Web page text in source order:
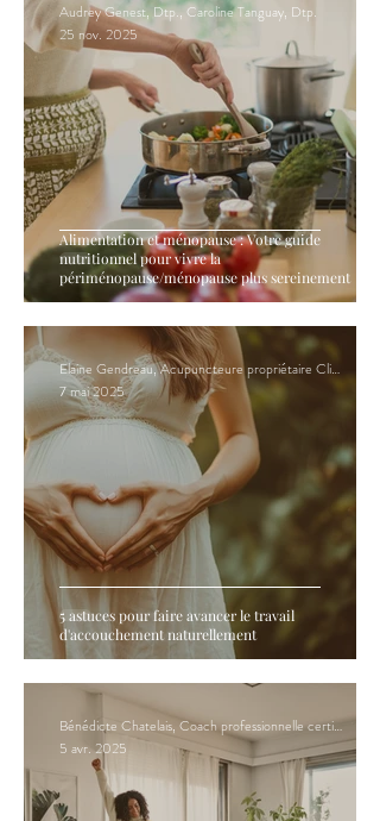
Alimentation et ménopause : Votre guide
nutritionnel pour vivre la
périménopause/ménopause plus sereinement
Audrey Genest, Dtp., Caroline Tanguay, Dtp.
25 nov. 2025
5 astuces pour faire avancer le travail
d'accouchement naturellement
Elaine Gendreau, Acupuncteure propriétaire Clinique Hormona
7 mai 2025
Bénédicte Chatelais, Coach professionnelle certifiée en PNL
5 avr. 2025